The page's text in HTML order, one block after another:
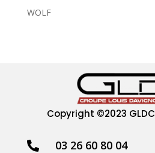
WOLF
Copyright ©2023 GLDC
 03 26 60 80 04